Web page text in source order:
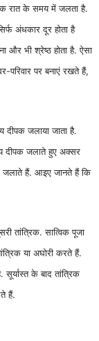
रात के समय में जलता है.
अंधकार दूर होता है
और भी श्रेष्ठ होता है. ऐसा
परिवार पर बनाएं रखते हैं,
जलाया जाता है.
दीपक जलाते हुए अक्सर
जलाते हैं. आइए जानते हैं कि
तांत्रिक. सात्विक पूजा
या अघोरी करते हैं.
सूर्यास्त के बाद तांत्रिक
हैं.